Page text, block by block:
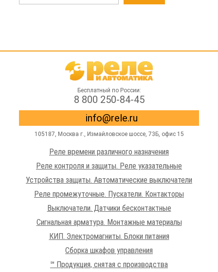
Бесплатный по России:
8 800 250-84-45
info@rele.ru
105187, Москва г. Измайловское шоссе, 73Б, офис 15
Реле времени различного назначения
Реле контроля и защиты. Реле указательные
Устройства защиты. Автоматические выключатели
Реле промежуточные. Пускатели. Контакторы
Выключатели. Датчики бесконтактные
Сигнальная арматура. Монтажные материалы
КИП. Электромагниты. Блоки питания
Сборка шкафов управления
℠ Продукция, снятая с производства